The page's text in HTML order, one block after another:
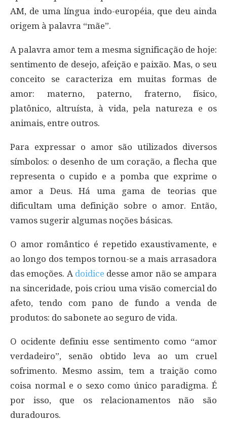
AM, de uma língua indo-européia, que deu ainda
origem à palavra “mãe”.
A palavra amor tem a mesma significação de hoje:
sentimento de desejo, afeição e paixão. Mas, o seu
conceito se caracteriza em muitas formas de
amor: materno, paterno, fraterno, físico,
platônico, altruísta, à vida, pela natureza e os
animais, entre outros.
Para expressar o amor são utilizados diversos
símbolos: o desenho de um coração, a flecha que
representa o cupido e a pomba que exprime o
amor a Deus. Há uma gama de teorias que
dificultam uma definição sobre o amor. Então,
vamos sugerir algumas noções básicas.
O amor romântico é repetido exaustivamente, e
ao longo dos tempos tornou-se a mais arrasadora
das emoções. A doidice desse amor não se ampara
na sinceridade, pois criou uma visão comercial do
afeto, tendo com pano de fundo a venda de
produtos: do sabonete ao seguro de vida.
O ocidente definiu esse sentimento como “amor
verdadeiro”, senão obtido leva ao um cruel
sofrimento. Mesmo assim, tem a traição como
coisa normal e o sexo como único paradigma. É
por isso, que os relacionamentos não são
duradouros.